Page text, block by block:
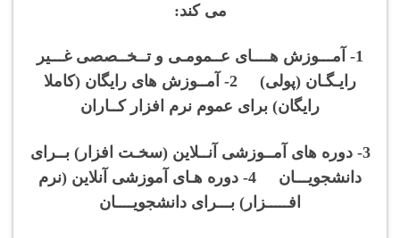
می کند:
1- آمـــوزش هــــای عــمومـی و تــخــصصی غـــیر
رایـگـان (پولی) 2- آمــوزش های رایگان (کاملا
رایگان) برای عموم نرم افزار کــاران
3- دوره های آمــوزشی آنــلاین (سخـت افزار) بــرای
دانشجویـــان 4- دوره هـای آموزشی آنلاین (نرم
افـــــزار) بـــرای دانشجویــــان